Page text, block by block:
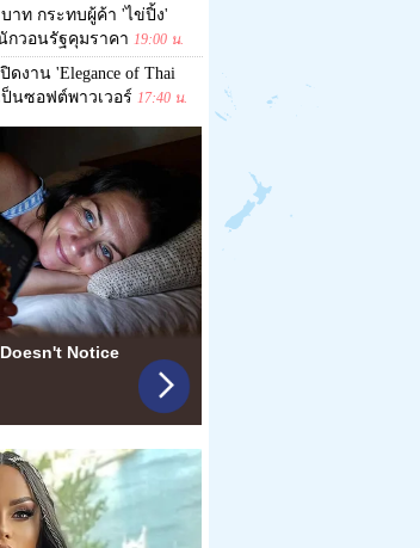
าท กระทบผู้ค้า 'ไข่ปิ้ง'
วอนรัฐคุมราคา 19:00 น.
ดงาน 'Elegance of Thai
ป็นซอฟต์พาวเวอร์ 17:40 น.